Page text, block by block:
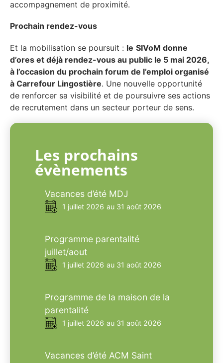
accompagnement de proximité.
Prochain rendez-vous
Et la mobilisation se poursuit : le SIVoM donne
d’ores et déjà rendez-vous au public le 5 mai 2026,
à l’occasion du prochain forum de l’emploi organisé
à Carrefour Lingostière. Une nouvelle opportunité
de renforcer sa visibilité et de poursuivre ses actions
de recrutement dans un secteur porteur de sens.
Les prochains
évènements
Vacances d’été MDJ
1 juillet 2026 au 31 août 2026
Programme parentalité
juillet/aout
1 juillet 2026 au 31 août 2026
Programme de la maison de la
parentalité
1 juillet 2026 au 31 août 2026
Vacances d’été ACM Saint